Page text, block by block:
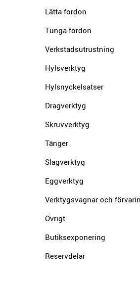
Lätta fordon
Tunga fordon
Verkstadsutrustning
Hylsverktyg
Hylsnyckelsatser
Dragverktyg
Skruvverktyg
Tänger
Slagverktyg
Eggverktyg
Verktygsvagnar och
Övrigt
Butiksexponering
Reservdelar